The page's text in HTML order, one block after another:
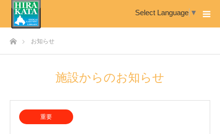
Select Language ▼
ホームお知らせ
施設からのお知らせ
重要